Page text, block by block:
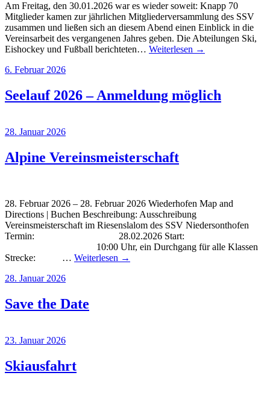
Am Freitag, den 30.01.2026 war es wieder soweit: Knapp 70
Mitglieder kamen zur jährlichen Mitgliederversammlung des SSV
zusammen und ließen sich an diesem Abend einen Einblick in die
Vereinsarbeit des vergangenen Jahres geben. Die Abteilungen Ski,
Eishockey und Fußball berichteten… Weiterlesen →
6. Februar 2026
Seelauf 2026 – Anmeldung möglich
28. Januar 2026
Alpine Vereinsmeisterschaft
28. Februar 2026 – 28. Februar 2026 Wiederhofen Map and
Directions | Buchen Beschreibung: Ausschreibung
Vereinsmeisterschaft im Riesenslalom des SSV Niedersonthofen
Termin: 28.02.2026 Start:
10:00 Uhr, ein Durchgang für alle Klassen
Strecke: … Weiterlesen →
28. Januar 2026
Save the Date
23. Januar 2026
Skiausfahrt